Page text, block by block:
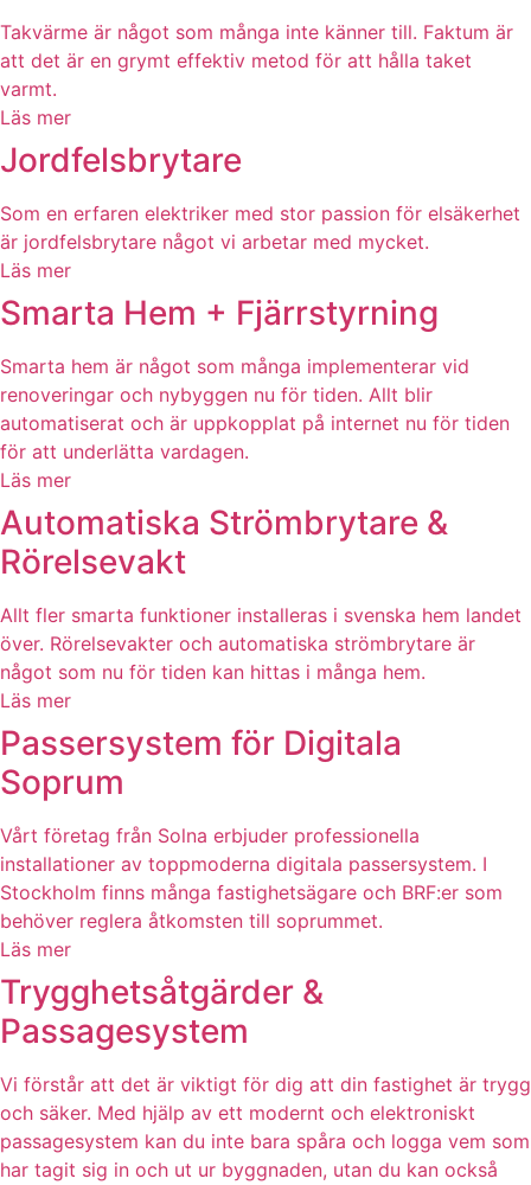
Takvärme är något som många inte känner till. Faktum är
att det är en grymt effektiv metod för att hålla taket
varmt.
Läs mer
Jordfelsbrytare
Som en erfaren elektriker med stor passion för elsäkerhet
är jordfelsbrytare något vi arbetar med mycket.
Läs mer
Smarta Hem + Fjärrstyrning
Smarta hem är något som många implementerar vid
renoveringar och nybyggen nu för tiden. Allt blir
automatiserat och är uppkopplat på internet nu för tiden
för att underlätta vardagen.
Läs mer
Automatiska Strömbrytare &
Rörelsevakt
Allt fler smarta funktioner installeras i svenska hem landet
över. Rörelsevakter och automatiska strömbrytare är
något som nu för tiden kan hittas i många hem.
Läs mer
Passersystem för Digitala
Soprum
Vårt företag från Solna erbjuder professionella
installationer av toppmoderna digitala passersystem. I
Stockholm finns många fastighetsägare och BRF:er som
behöver reglera åtkomsten till soprummet.
Läs mer
Trygghetsåtgärder &
Passagesystem
Vi förstår att det är viktigt för dig att din fastighet är trygg
och säker. Med hjälp av ett modernt och elektroniskt
passagesystem kan du inte bara spåra och logga vem som
har tagit sig in och ut ur byggnaden, utan du kan också